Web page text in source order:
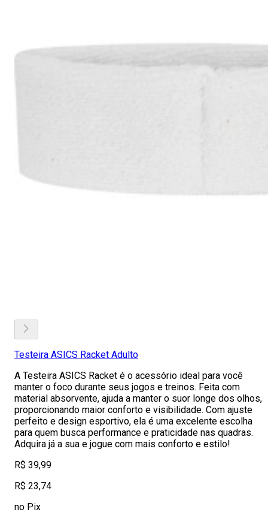
Testeira ASICS Racket Adulto
A Testeira ASICS Racket é o acessório ideal para você
manter o foco durante seus jogos e treinos. Feita com
material absorvente, ajuda a manter o suor longe dos olhos,
proporcionando maior conforto e visibilidade. Com ajuste
perfeito e design esportivo, ela é uma excelente escolha
para quem busca performance e praticidade nas quadras.
Adquira já a sua e jogue com mais conforto e estilo!
R$ 39,99
R$ 23,74
no Pix